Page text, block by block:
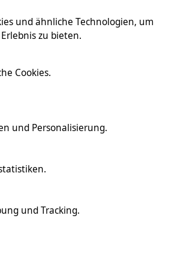
und ähnliche Technologien, um
zu bieten.
Cookies.
und Personalisierung.
und Tracking.